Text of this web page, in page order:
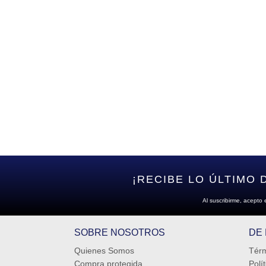
¡RECIBE LO ÚLTIMO
Al suscribirme, acepto
SOBRE NOSOTROS
Quienes Somos
Compra protegida
DE